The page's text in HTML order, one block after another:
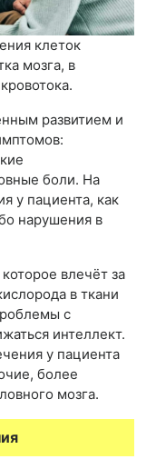
клеток
мозга, в
развитием и
боли. На
у пациента, как
нарушения в
влечёт за
в ткани
с
интеллект.
у пациента
более
мозга.